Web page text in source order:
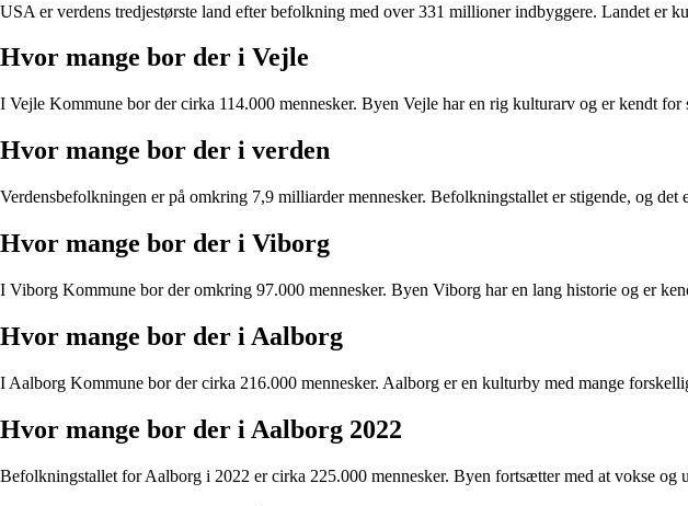
USA er verdens tredjestørste land efter befolkning med over 331 millioner indbyggere. Landet er
Hvor mange bor der i Vejle
I Vejle Kommune bor der cirka 114.000 mennesker. Byen Vejle har en rig kulturarv og er kendt
Hvor mange bor der i verden
Verdensbefolkningen er på omkring 7,9 milliarder mennesker. Befolkningstallet er stigende, og
Hvor mange bor der i Viborg
I Viborg Kommune bor der omkring 97.000 mennesker. Byen Viborg har en lang historie og er
Hvor mange bor der i Aalborg
I Aalborg Kommune bor der cirka 216.000 mennesker. Aalborg er en kulturby med mange
Hvor mange bor der i Aalborg 2022
Befolkningstallet for Aalborg i 2022 er cirka 225.000 mennesker. Byen fortsætter med at vokse